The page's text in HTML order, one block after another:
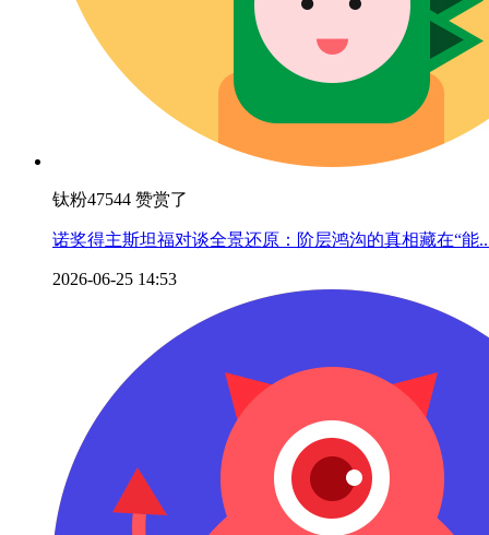
钛粉47544 赞赏了
诺奖得主斯坦福对谈全景还原：阶层鸿沟的真相藏在“能
2026-06-25 14:53